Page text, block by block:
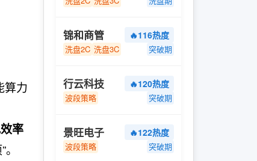
算力
率
锦和商管 🔥116热度
洗盘2C 洗盘3C 突破期
行云科技 🔥120热度
波段策略 突破期
景旺电子 🔥122热度
波段策略 突破期